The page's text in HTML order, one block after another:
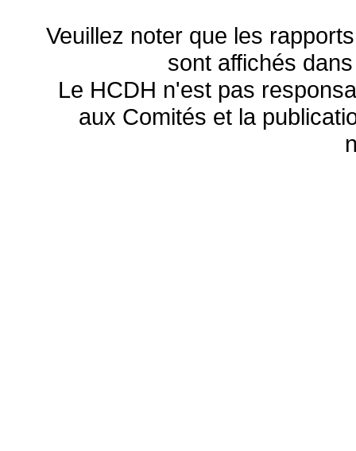
Veuillez noter que les
sont affichés
Le HCDH n'est pas
aux Comités et la